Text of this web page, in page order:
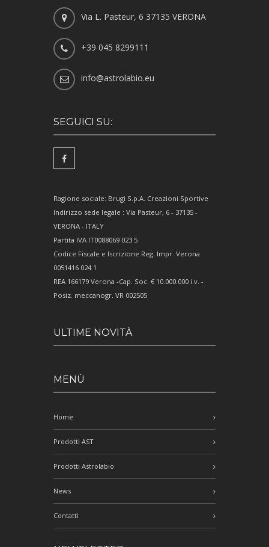
Via L. Pasteur, 6 37135 VERONA
+39 045 8299111
info@astrolabio.eu
SEGUICI SU:
Ragione sociale: Brugi S.p.A. Creazioni Sportive
Indirizzo sede legale : Via Pasteur, 6 - 37135 -
VERONA - ITALY
Partita IVA IT0088069 023 5
Codice Fiscale e Iscrizione Reg. Impr. Verona
0051416 024 1
REA 166179 Verona -Cap. Soc. € 10.000.000 i.v. -
Posiz. meccanogr. VR 002505
ULTIME NOVITÀ
MENÙ
Home
Prodotti AST
Prodotti Astrolabio
News
Contatti